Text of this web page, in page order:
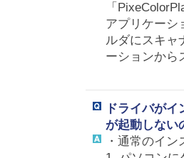
「
アプリケーシ
ルダにスキャ
ーションから
ドライバが
が起動しない
・通常のイ